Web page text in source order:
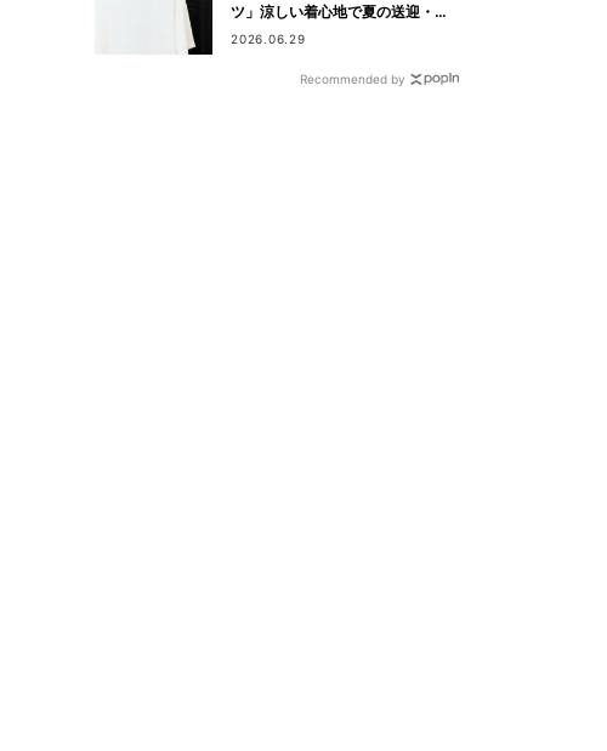
ツ」涼しい着心地で夏の送迎・公
園にぴったり！
2026.06.29
Recommended by